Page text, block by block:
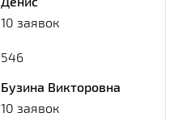
10 заявок
546
Бузина Викторовна
10 заявок